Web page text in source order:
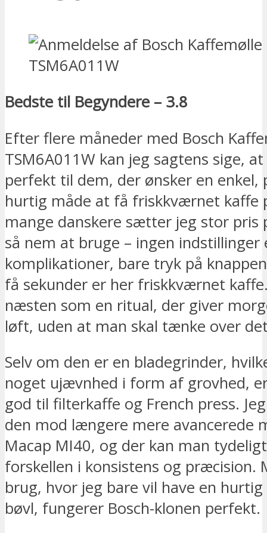
Bedste til Begyndere – 3.8
Efter flere måneder med Bosch
TSM6A011W kan jeg sagtens sige,
perfekt til dem, der ønsker en enkel,
hurtig måde at få friskkværnet kaffe
mange danskere sætter jeg stor pris
så nem at bruge – ingen indstillinger
komplikationer, bare tryk på
få sekunder er her friskkværnet
næsten som en ritual, der giver
løft, uden at man skal tænke over
Selv om den er en bladegrinder,
noget ujævnhed i form af grovhed,
god til filterkaffe og French press.
den mod længere mere avancerede
Macap MI40, og der kan man
forskellen i konsistens og præcision.
brug, hvor jeg bare vil have en
bøvl, fungerer Bosch-klonen perfekt.